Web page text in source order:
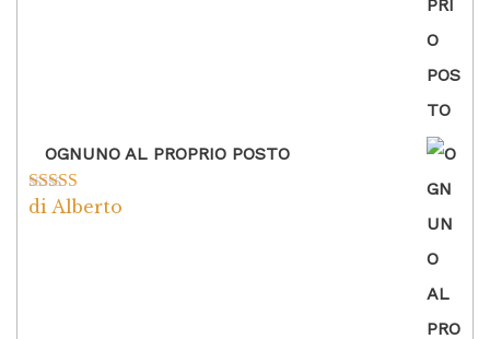
OGNUNO AL PROPRIO POSTO
Valutato5su
di Alberto